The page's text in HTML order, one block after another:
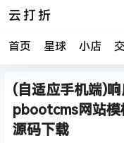
云打折
首页 星球 小店
(自适应手机端)
pbootcms网站
源码下载